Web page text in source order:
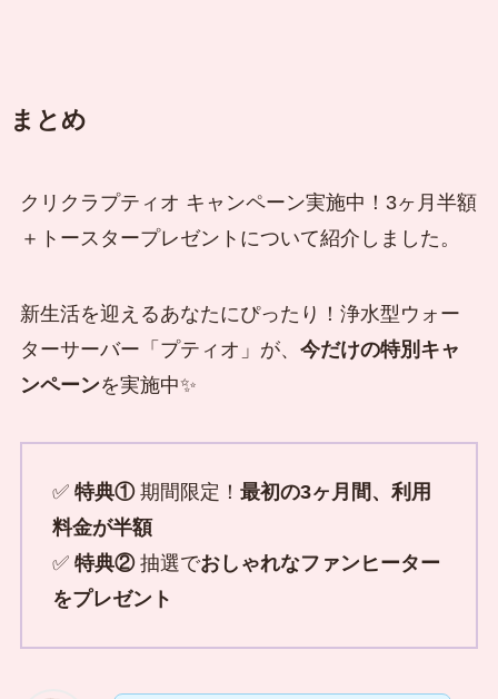
まとめ
クリクラプティオ キャンペーン実施中！3ヶ月半額
＋トースタープレゼントについて紹介しました。
新生活を迎えるあなたにぴったり！浄水型ウォー
ターサーバー「プティオ」が、 今だけの特別キャ
ンペーンを実施中✨
✅ 特典①期間限定！ 最初の3ヶ月間、利用
料金が半額
✅ 特典②抽選でおしゃれなファンヒーター
をプレゼント